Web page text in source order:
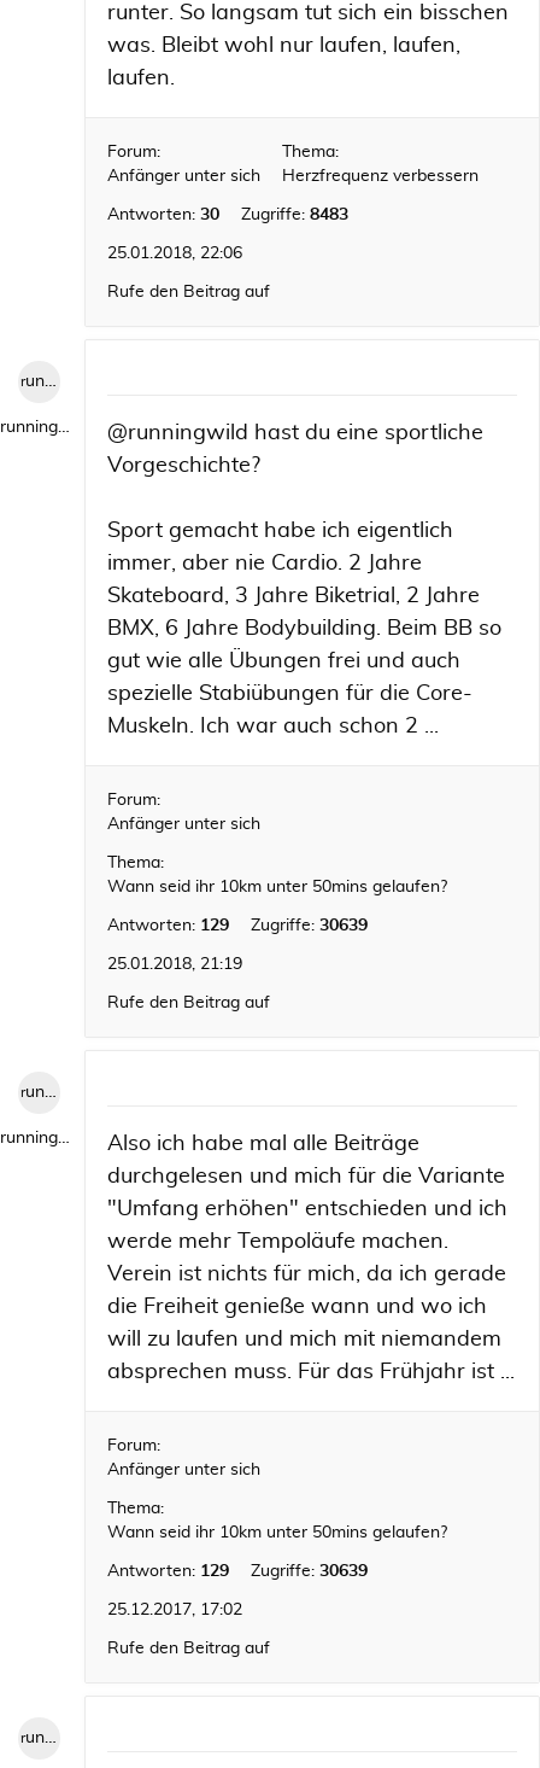
runter. So langsam tut sich ein bisschen
was. Bleibt wohl nur laufen, laufen,
laufen.
Forum:
Anfänger unter sich
Thema:
Herzfrequenz verbessern
Antworten: 30 Zugriffe: 8483
25.01.2018, 22:06
Rufe den Beitrag auf
runningwild1
runningwild1
@runningwild hast du eine sportliche
Vorgeschichte?
Sport gemacht habe ich eigentlich
immer, aber nie Cardio. 2 Jahre
Skateboard, 3 Jahre Biketrial, 2 Jahre
BMX, 6 Jahre Bodybuilding. Beim BB so
gut wie alle Übungen frei und auch
spezielle Stabiübungen für die Core-
Muskeln. Ich war auch schon 2 ...
Forum:
Anfänger unter sich
Thema:
Wann seid ihr 10km unter 50mins gelaufen?
Antworten: 129 Zugriffe: 30639
25.01.2018, 21:19
Rufe den Beitrag auf
runningwild1
runningwild1
Also ich habe mal alle Beiträge
durchgelesen und mich für die Variante
"Umfang erhöhen" entschieden und ich
werde mehr Tempoläufe machen.
Verein ist nichts für mich, da ich gerade
die Freiheit genieße wann und wo ich
will zu laufen und mich mit niemandem
absprechen muss. Für das Frühjahr ist ...
Forum:
Anfänger unter sich
Thema:
Wann seid ihr 10km unter 50mins gelaufen?
Antworten: 129 Zugriffe: 30639
25.12.2017, 17:02
Rufe den Beitrag auf
runningwild1